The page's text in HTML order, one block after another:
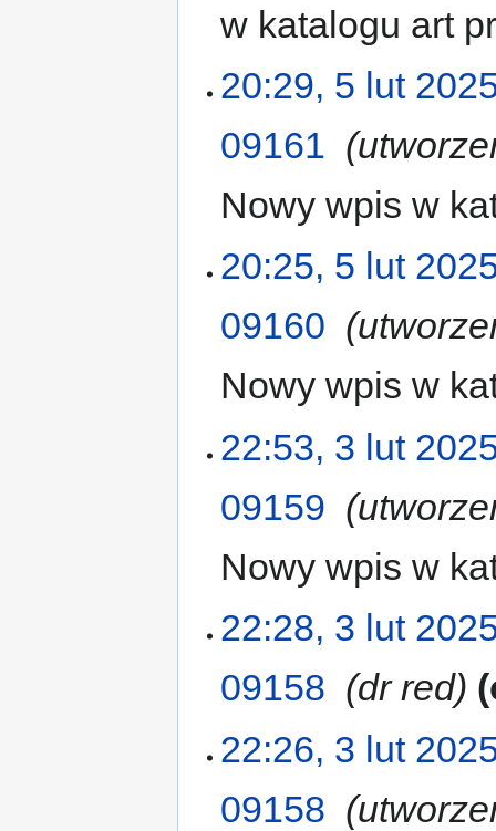
w katalogu art
20:29, 5 lut
09161
Nowy wpis w
20:25, 5 lut
09160
Nowy wpis w
22:53, 3 lut
09159
Nowy wpis w
22:28, 3 lut
09158
dr red
22:26, 3 lut
09158